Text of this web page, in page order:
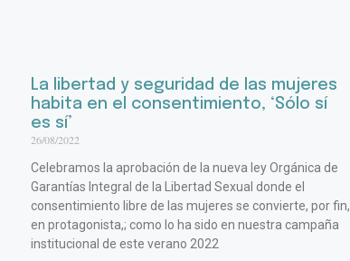
La libertad y seguridad de las mujeres
habita en el consentimiento, ‘Sólo sí
es sí’
26/08/2022
Celebramos la aprobación de la nueva ley Orgánica de
Garantías Integral de la Libertad Sexual donde el
consentimiento libre de las mujeres se convierte, por fin,
en protagonista,; como lo ha sido en nuestra campaña
institucional de este verano 2022